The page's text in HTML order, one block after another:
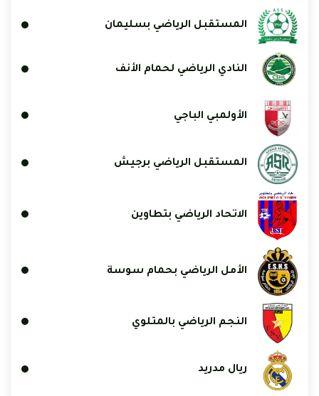
المستقبل الرياضي بسليمان
النادي الرياضي لحمام الأنف
الأولمبي الباجي
المستقبل الرياضي برجيش
الاتحاد الرياضي بتطاوين
الأمل الرياضي بحمام سوسة
النجم الرياضي بالمتلوي
ريال مدريد